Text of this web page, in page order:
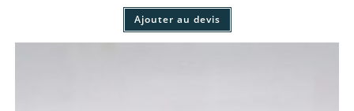
Ajouter au devis